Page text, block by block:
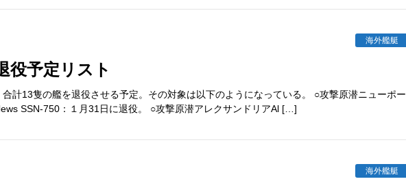
海外艦艇
役予定リスト
計13隻の艦を退役させる予定。その対象は以下のようになっている。 ○攻撃原潜ニューポー
SSN-750：１月31日に退役。 ○攻撃原潜アレクサンドリアAl […]
海外艦艇